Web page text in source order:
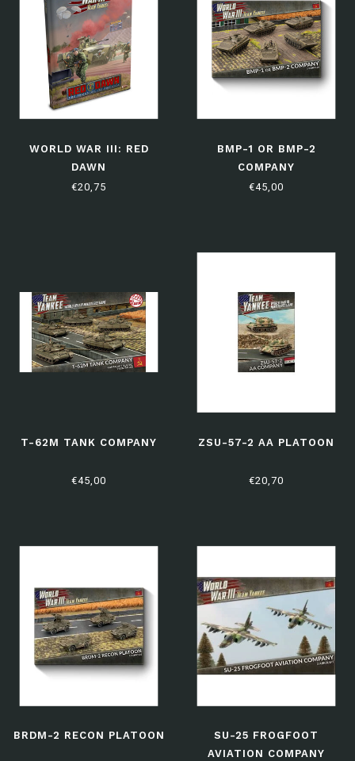
WORLD WAR III: RED
DAWN
€20,75
BMP-1 OR BMP-2
COMPANY
€45,00
T-62M TANK COMPANY
€45,00
ZSU-57-2 AA PLATOON
€20,70
BRDM-2 RECON PLATOON
SU-25 FROGFOOT
AVIATION COMPANY